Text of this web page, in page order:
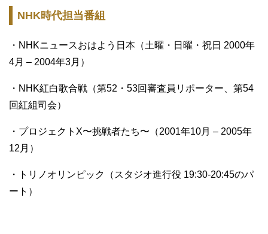
NHK時代担当番組
・NHKニュースおはよう日本（土曜・日曜・祝日 2000年
4月 – 2004年3月）
・NHK紅白歌合戦（第52・53回審査員リポーター、第54
回紅組司会）
・プロジェクトX〜挑戦者たち〜（2001年10月 – 2005年
12月）
・トリノオリンピック（スタジオ進行役 19:30-20:45のパ
ート）